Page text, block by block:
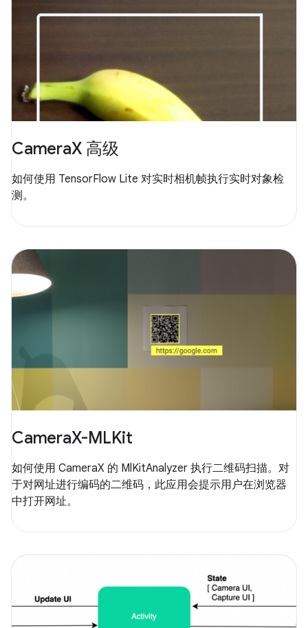
CameraX 高级
如何使用 TensorFlow Lite 对实时相机帧执行实时对象检
测。
CameraX-MLKit
如何使用 CameraX 的 MlKitAnalyzer 执行二维码扫描。对
于对网址进行编码的二维码，此应用会提示用户在浏览器
中打开网址。